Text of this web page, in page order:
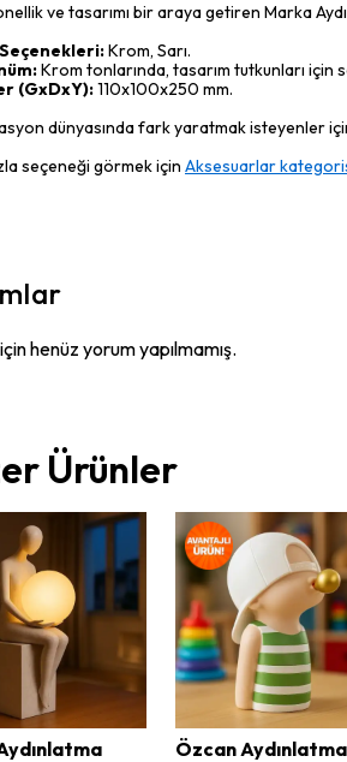
ve tasarımı bir araya getiren Marka
Krom, Sarı.
Krom tonlarında, tasarım tutkunları
(GxDxY):110x100x250 mm.
dünyasında fark yaratmak isteyenler
seçeneği görmek için Aksesuarlar
henüz yorum yapılmamış.
Ürünler
Özcan Aydınlatma